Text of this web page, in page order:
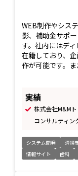
WEB制作やシス
影、補助金サポ
す。社内にはデ
在籍しており、
作が可能です。
実績
株式会社M&M
コンサルティン
システム開発 清掃
情報サイト
歯科